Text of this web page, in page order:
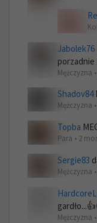
Jabolek76
Mężczyzna
Shadov84
Mężczyzna
Topba
Para • 2
Sergie83
Mężczyzna
Mężczyzna